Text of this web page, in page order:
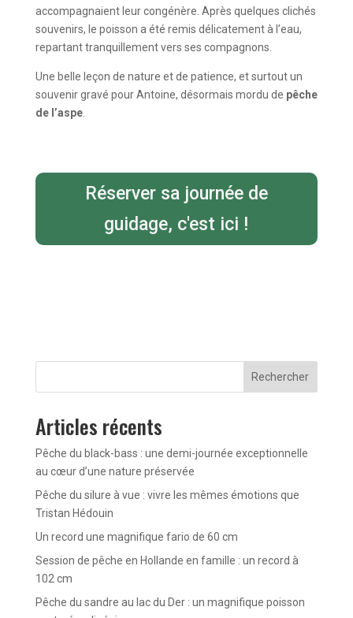
accompagnaient leur congénère. Après quelques clichés
souvenirs, le poisson a été remis délicatement à l’eau,
repartant tranquillement vers ses compagnons.
Une belle leçon de nature et de patience, et surtout un
souvenir gravé pour Antoine, désormais mordu de pêche
de l’aspe.
Réserver sa journée de
guidage, c'est ici !
Rechercher
Articles récents
Pêche du black-bass : une demi-journée exceptionnelle
au cœur d’une nature préservée
Pêche du silure à vue : vivre les mêmes émotions que
Tristan Hédouin
Un record une magnifique fario de 60 cm
Session de pêche en Hollande en famille : un record à
102 cm
Pêche du sandre au lac du Der : un magnifique poisson